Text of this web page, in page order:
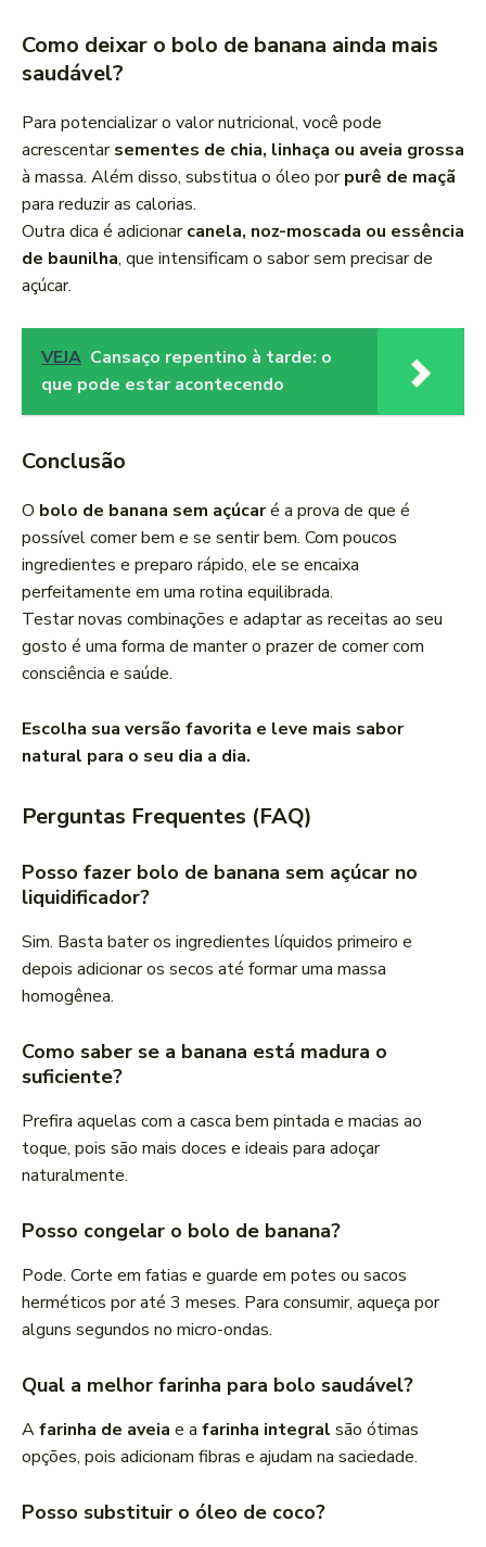
Como deixar o bolo de banana ainda mais
saudável?
Para potencializar o valor nutricional, você pode
acrescentarsementes de chia, linhaça ou aveia grossa
à massa. Além disso, substitua o óleo porpurê de maçã
para reduzir as calorias.
Outra dica é adicionarcanela, noz-moscada ou essência
de baunilha, que intensificam o sabor sem precisar de
açúcar.
VEJA Cansaço repentino à tarde: o
que pode estar acontecendo
Conclusão
O bolo de banana sem açúcaré a prova de que é
possível comer bem e se sentir bem. Com poucos
ingredientes e preparo rápido, ele se encaixa
perfeitamente em uma rotina equilibrada.
Testar novas combinações e adaptar as receitas ao seu
gosto é uma forma de manter o prazer de comer com
consciência e saúde.
Escolha sua versão favorita e leve mais sabor
natural para o seu dia a dia.
Perguntas Frequentes (FAQ)
Posso fazer bolo de banana sem açúcar no
liquidificador?
Sim. Basta bater os ingredientes líquidos primeiro e
depois adicionar os secos até formar uma massa
homogênea.
Como saber se a banana está madura o
suficiente?
Prefira aquelas com a casca bem pintada e macias ao
toque, pois são mais doces e ideais para adoçar
naturalmente.
Posso congelar o bolo de banana?
Pode. Corte em fatias e guarde em potes ou sacos
herméticos por até 3 meses. Para consumir, aqueça por
alguns segundos no micro-ondas.
Qual a melhor farinha para bolo saudável?
Afarinha de aveia e a farinha integral são ótimas
opções, pois adicionam fibras e ajudam na saciedade.
Posso substituir o óleo de coco?